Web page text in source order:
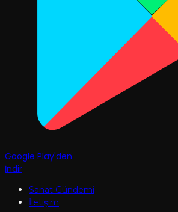
Google Play'den
İndir
Sanat Gündemi
İletişim